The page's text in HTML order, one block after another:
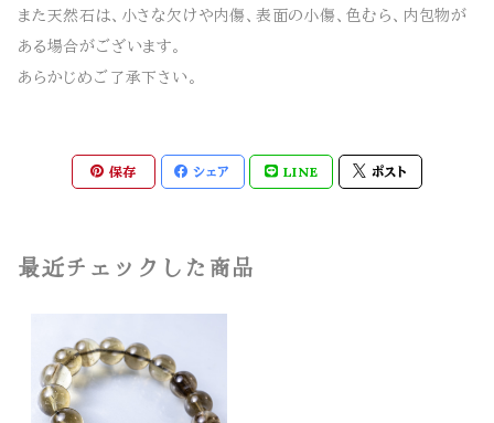
また天然石は、小さな欠けや内傷、表面の小傷、色むら、内包物が
ある場合がございます。
あらかじめご了承下さい。
保存 シェア LINE ポスト
最近チェックした商品